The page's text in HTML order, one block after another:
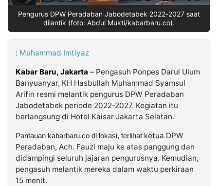
Kabarbaru.co
2026
Kabarbaru
Media
Pengurus DPW Peradaban Jabodetabek 2022-2027 saat
dilantik (foto: Abdul Mukti/kabarbaru.co).
: Muhammad Imtiyaz
Kabar Baru, Jakarta – Pengasuh Ponpes Darul Ulum
Banyuanyar, KH Hasbullah Muhammad Syamsul
Arifin resmi melantik pengurus DPW Peradaban
Jabodetabek periode 2022-2027. Kegiatan itu
berlangsung di Hotel Kaisar Jakarta Selatan.
Pantauan kabarbaru.co di lokasi, terlihat ketua DPW
Peradaban, Ach. Fauzi maju ke atas panggung dan
didampingi seluruh jajaran pengurusnya. Kemudian,
pengasuh melantik mereka dalam waktu perkiraan
15 menit.